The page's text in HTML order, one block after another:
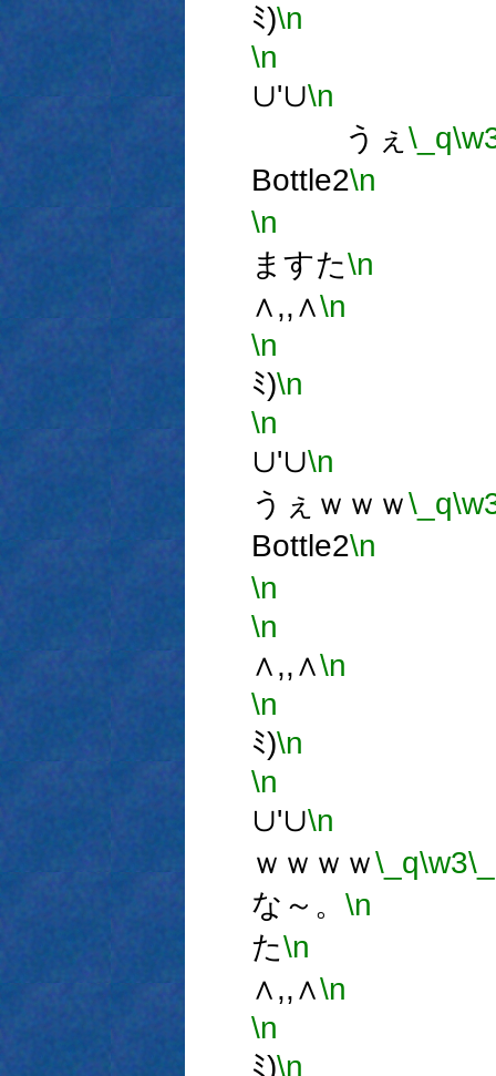
ﾐ)\n
\n
∪'∪\n
うぇ \_q
Bottle2\n
\n
ますた\n
∧,,∧\n
\n
ﾐ)\n
\n
∪'∪\n
うぇｗｗｗ\_q
Bottle2\n
\n
\n
∧,,∧\n
\n
ﾐ)\n
\n
∪'∪\n
ｗｗｗｗ\_q\w3
な～。 \n
た\n
∧,,∧\n
\n
ﾐ)\n